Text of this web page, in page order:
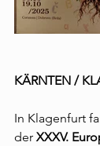
KÄRNTEN /
In Klagenfurt
der XXXV.